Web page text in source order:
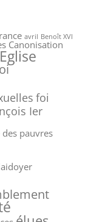
avril Benoît XVI
Canonisation
Eglise
foi
Ier
pauvres